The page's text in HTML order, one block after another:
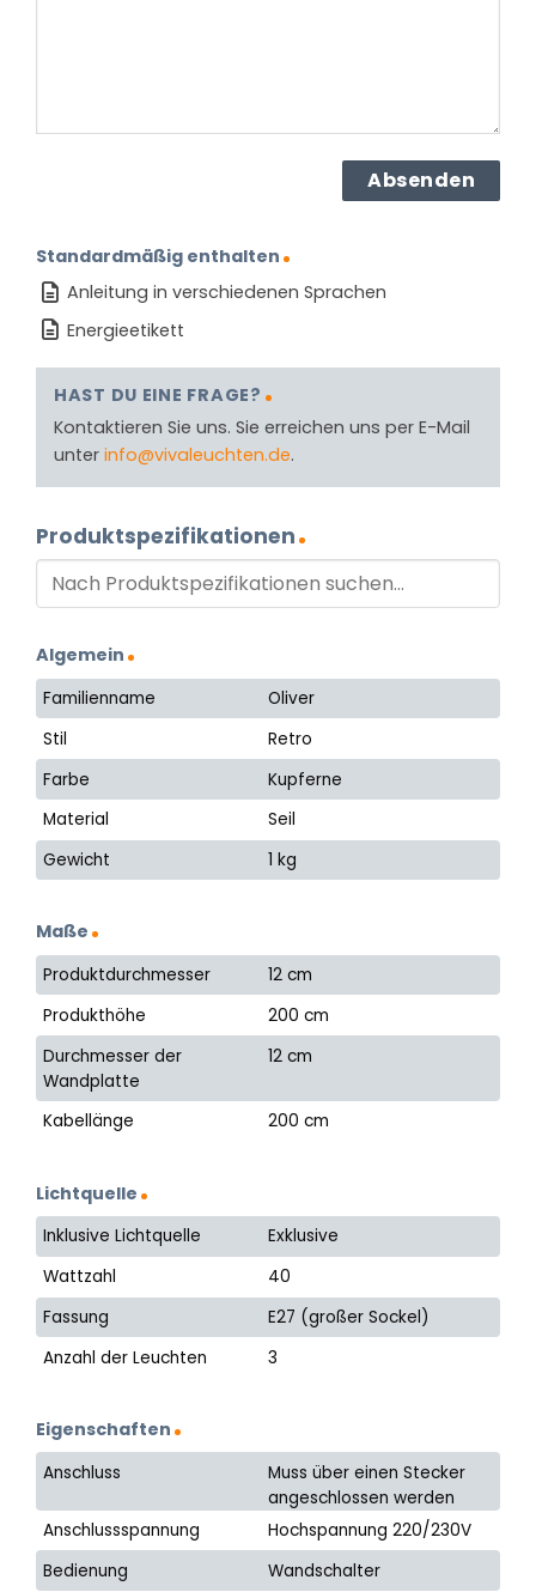
Standardmäßig enthalten
Anleitung in verschiedenen Sprachen
Energieetikett
HAST DU EINE FRAGE?
Kontaktieren Sie uns. Sie erreichen uns per E-Mail
unter info@vivaleuchten.de.
Produktspezifikationen
Algemein
Familienname
Oliver
Stil
Retro
Farbe
Kupferne
Material
Seil
Gewicht
1 kg
Maße
Produktdurchmesser
12 cm
Produkthöhe
200 cm
Durchmesser der
Wandplatte
12 cm
Kabellänge 200 cm
Lichtquelle
Inklusive Lichtquelle
Exklusive
Wattzahl
40
Fassung
E27 (großer Sockel)
Anzahl der Leuchten
3
Eigenschaften
Anschluss
Muss über einen Stecker
angeschlossen werden
Anschlussspannung
Hochspannung 220/230V
Bedienung
Wandschalter